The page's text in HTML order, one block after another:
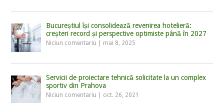
Bucureștiul își consolidează revenirea hotelieră:
creșteri record și perspective optimiste până în 2027
Niciun comentariu mai 8, 2025
Servicii de proiectare tehnică solicitate la un complex
sportiv din Prahova
Niciun comentariu oct. 26, 2021